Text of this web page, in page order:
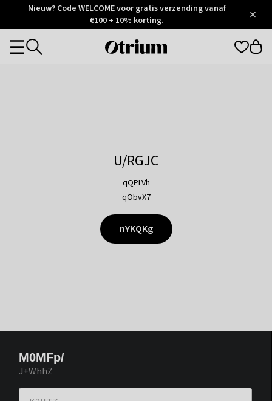
Otrium
Trustpilot
Nieuw? Code WELCOME voor gratis verzending vanaf
€100 + 10% korting.
Otrium
Categories
U/RGJC
qQPLVh
qObvX7
nYKQKg
M0MFp/
J+WhhZ